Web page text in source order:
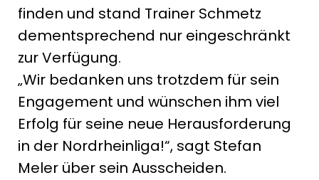
finden und stand Trainer Schmetz
dementsprechend nur eingeschränkt
zur Verfügung.
„Wir bedanken uns trotzdem für sein
Engagement und wünschen ihm viel
Erfolg für seine neue Herausforderung
in der Nordrheinliga!“, sagt Stefan
Meler über sein Ausscheiden.